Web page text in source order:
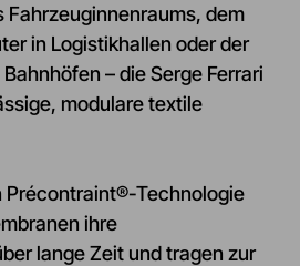
Fahrzeuginnenraums, dem
in Logistikhallen oder der
– die Serge Ferrari
modulare textile
Précontraint®-Technologie
ihre
lange Zeit und tragen zur